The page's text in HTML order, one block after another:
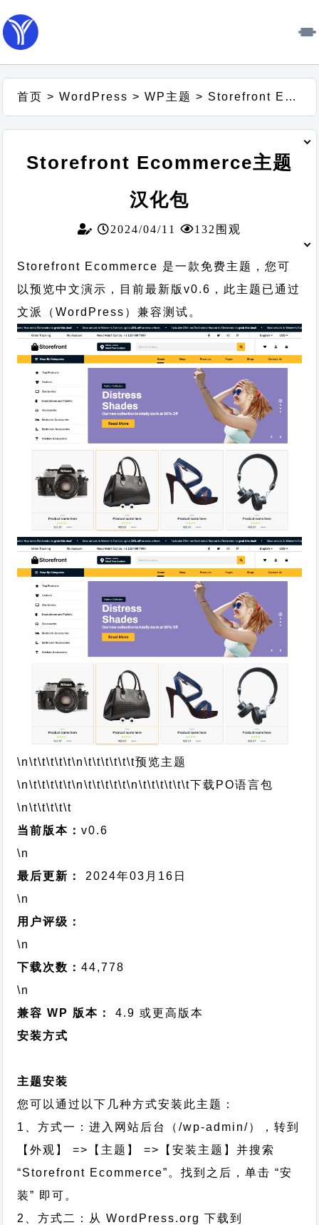
首页 >WordPress >WP主题 > Storefront Ecommerce主题汉化包
Storefront Ecommerce主题
汉化包
2024/04/11 132围观
Storefront Ecommerce 是一款免费主题，您可
以预览中文演示，目前最新版v0.6，此主题已通过
文派（WordPress）兼容测试。
\n\t\t\t\t\t\n\t\t\t\t\t\t预览主题
\n\t\t\t\t\t\n\t\t\t\t\t\n\t\t\t\t\t\t下载PO语言包
\n\t\t\t\t\t
当前版本：v0.6
\n
最后更新：
2024年03月16日
\n
用户评级：
\n
下载次数：44,778
\n
兼容 WP 版本：
4.9 或更高版本
安装方式
主题安装
您可以通过以下几种方式安装此主题：
1、方式一：进入网站后台（/wp-admin/），转到
【外观】 =>【主题】 =>【安装主题】并搜索
“Storefront Ecommerce”。找到之后，单击 “安
装” 即可。
2、方式二：从 WordPress.org 下载到